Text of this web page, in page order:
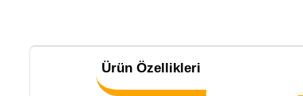
Ürün Özellikleri